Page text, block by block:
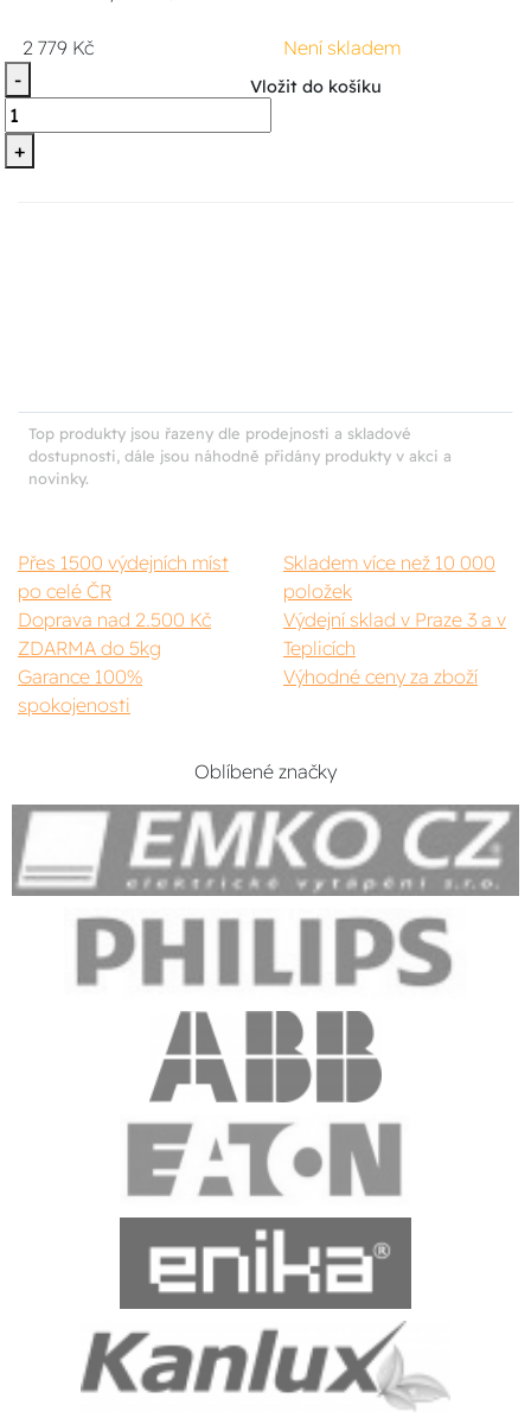
2 779 Kč
Není skladem
-
+
Vložit do košíku
Top produkty jsou řazeny dle prodejnosti a skladové
dostupnosti, dále jsou náhodně přidány produkty v akci a
novinky.
Přes 1500 výdejních míst
po celé ČR
Skladem více než 10 000
položek
Doprava nad 2.500 Kč
ZDARMA do 5kg
Výdejní sklad v Praze 3 a v
Teplicích
Garance 100%
spokojenosti
Výhodné ceny za zboží
Oblíbené značky